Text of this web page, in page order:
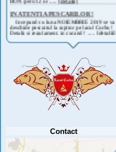
Incepand cu luna NOIEMBRIE 2019 se va
deschide pescuitul la rapitor pe lacul Corbu !
Detalii si regulament, in curand ! .....[detalii]
ANUNT IMPORTANT
AVAND IN VEDERE SITUATIA ACTUALA -
CAT SI A REGLEMENTARILOR LEGALE ,
PRECUM SI RETRAGEREA UNOR
PARTICIPANTI .....[detalii]
Anunt important
Va anuntam ca editia 30 a concursului de
pescuit CUPA RIG la CRAP din perioada 2-5
septembrie 2021 se reprogrameaza pentru luna
Contact